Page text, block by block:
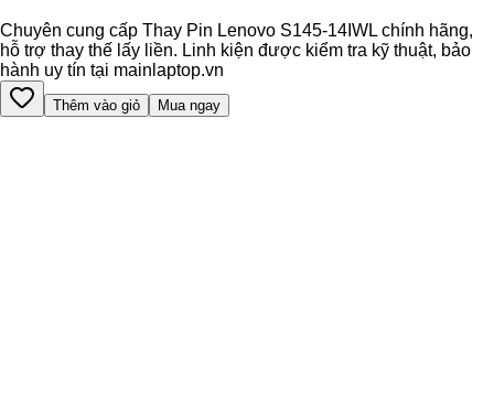
Chuyên cung cấp Thay Pin Lenovo S145-14IWL chính hãng,
hỗ trợ thay thế lấy liền. Linh kiện được kiểm tra kỹ thuật, bảo
hành uy tín tại mainlaptop.vn
Thêm vào giỏ Mua ngay